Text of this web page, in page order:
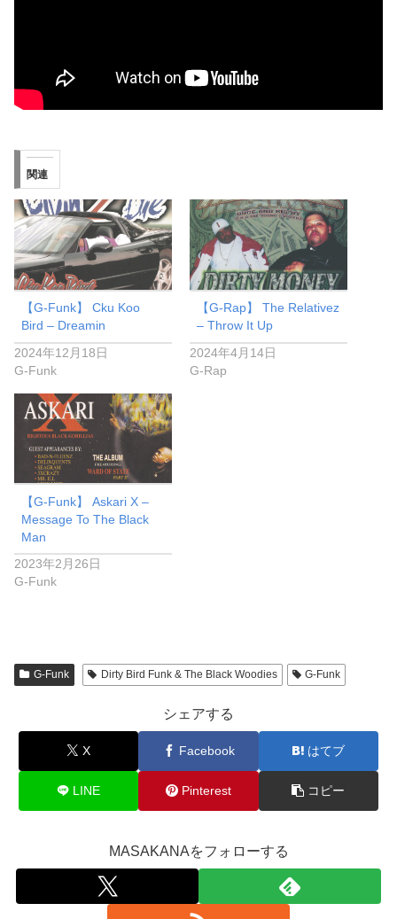
関連
【G-Funk】 Cku Koo
Bird – Dreamin
2024年12月18日
G-Funk
【G-Rap】 The Relativez
– Throw It Up
2024年4月14日
G-Rap
【G-Funk】 Askari X –
Message To The Black
Man
2023年2月26日
G-Funk
G-Funk Dirty Bird Funk & The Black Woodies G-Funk
シェアする
X Facebook はてブ
LINE Pinterest コピー
MASAKANAをフォローする